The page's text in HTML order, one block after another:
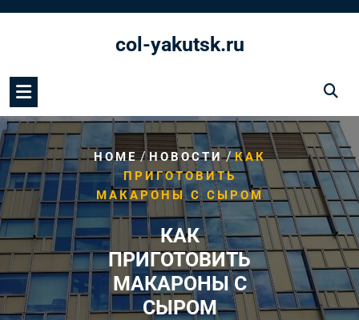
col-yakutsk.ru
HOME/НОВОСТИ/КАК
ПРИГОТОВИТЬ
МАКАРОНЫ С СЫРОМ
КАК
ПРИГОТОВИТЬ
МАКАРОНЫ С
СЫРОМ